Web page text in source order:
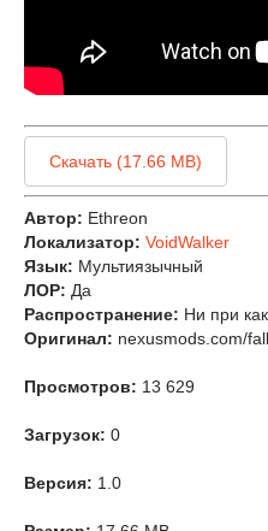
Скачать (17.66 MB)
Автор: Ethreon
Локализатор: VoidWalker
Язык: Мультиязычный
ЛОР: Да
Распространение: Ни при
Оригинал: nexusmods.com/
Просмотров: 13 629
Загрузок: 0
Версия: 1.0